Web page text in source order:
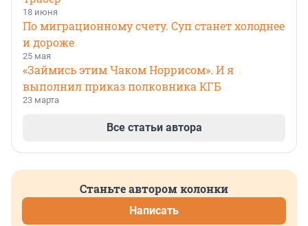
18 июня
По миграционному счету. Суп станет холоднее
и дороже
25 мая
«Займись этим Чаком Норрисом». И я
выполнил приказ полковника КГБ
23 марта
Все статьи автора
Станьте автором колонки
Написать